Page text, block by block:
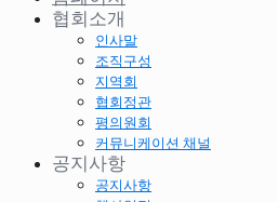
협회소개
인사말
조직구성
지역회
협회정관
평의원회
커뮤니케이션 채널
공지사항
공지사항